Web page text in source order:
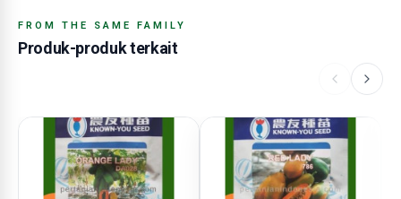
FROM THE SAME FAMILY
Produk-produk terkait